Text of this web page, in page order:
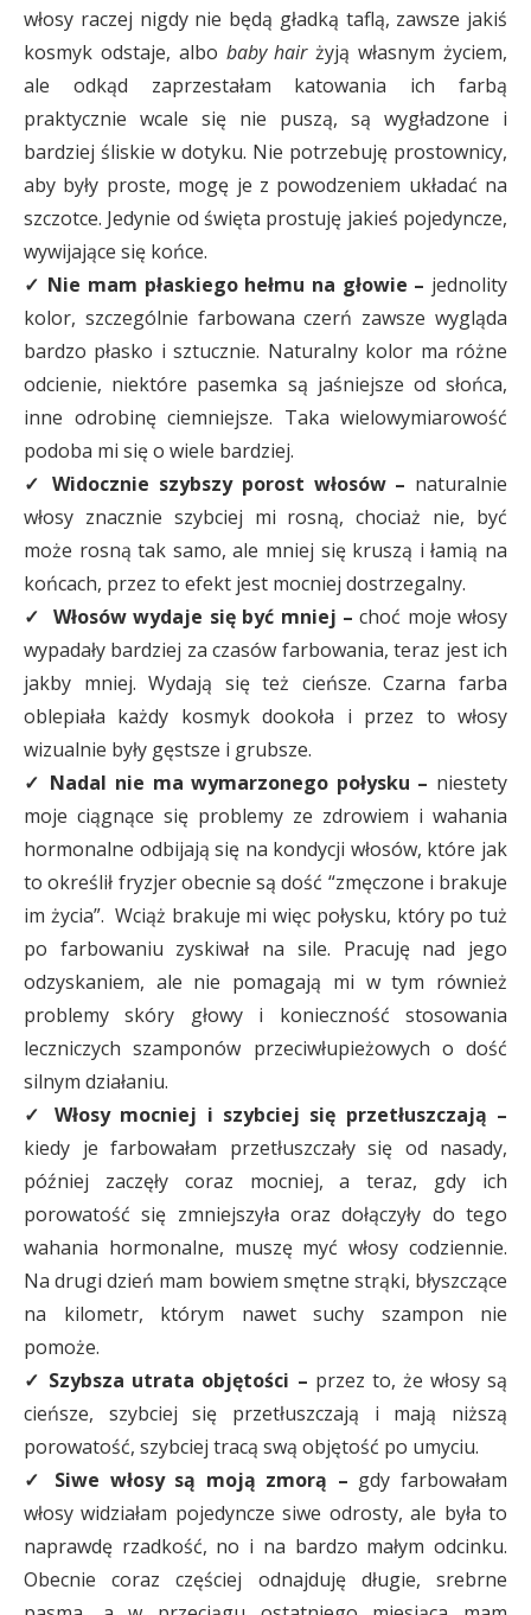
włosy raczej nigdy nie będą gładką taflą, zawsze jakiś
kosmyk odstaje, albo baby hairżyją własnym życiem,
ale odkąd zaprzestałam katowania ich farbą
praktycznie wcale się nie puszą, są wygładzone i
bardziej śliskie w dotyku. Nie potrzebuję prostownicy,
aby były proste, mogę je z powodzeniem układać na
szczotce. Jedynie od święta prostuję jakieś pojedyncze,
wywijające się końce.
✓ Nie mam płaskiego hełmu na głowie – jednolity
kolor, szczególnie farbowana czerń zawsze wygląda
bardzo płasko i sztucznie. Naturalny kolor ma różne
odcienie, niektóre pasemka są jaśniejsze od słońca,
inne odrobinę ciemniejsze. Taka wielowymiarowość
podoba mi się o wiele bardziej.
✓ Widocznie szybszy porost włosów – naturalnie
włosy znacznie szybciej mi rosną, chociaż nie, być
może rosną tak samo, ale mniej się kruszą i łamią na
końcach, przez to efekt jest mocniej dostrzegalny.
✓ Włosów wydaje się być mniej –choć moje włosy
wypadały bardziej za czasów farbowania, teraz jest ich
jakby mniej. Wydają się też cieńsze. Czarna farba
oblepiała każdy kosmyk dookoła i przez to włosy
wizualnie były gęstsze i grubsze.
✓ Nadal nie ma wymarzonego połysku – niestety
moje ciągnące się problemy ze zdrowiem i wahania
hormonalne odbijają się na kondycji włosów, które jak
to określił fryzjer obecnie są dość “zmęczone i brakuje
im życia”. Wciąż brakuje mi więc połysku, który po tuż
po farbowaniu zyskiwał na sile. Pracuję nad jego
odzyskaniem, ale nie pomagają mi w tym również
problemy skóry głowy i konieczność stosowania
leczniczych szamponów przeciwłupieżowych o dość
silnym działaniu.
✓ Włosy mocniej i szybciej się przetłuszczają –
kiedy je farbowałam przetłuszczały się od nasady,
później zaczęły coraz mocniej, a teraz, gdy ich
porowatość się zmniejszyła oraz dołączyły do tego
wahania hormonalne, muszę myć włosy codziennie.
Na drugi dzień mam bowiem smętne strąki, błyszczące
na kilometr, którym nawet suchy szampon nie
pomoże.
✓ Szybsza utrata objętości – przez to, że włosy są
cieńsze, szybciej się przetłuszczają i mają niższą
porowatość, szybciej tracą swą objętość po umyciu.
✓ Siwe włosy są moją zmorą – gdy farbowałam
włosy widziałam pojedyncze siwe odrosty, ale była to
naprawdę rzadkość, no i na bardzo małym odcinku.
Obecnie coraz częściej odnajduję długie, srebrne